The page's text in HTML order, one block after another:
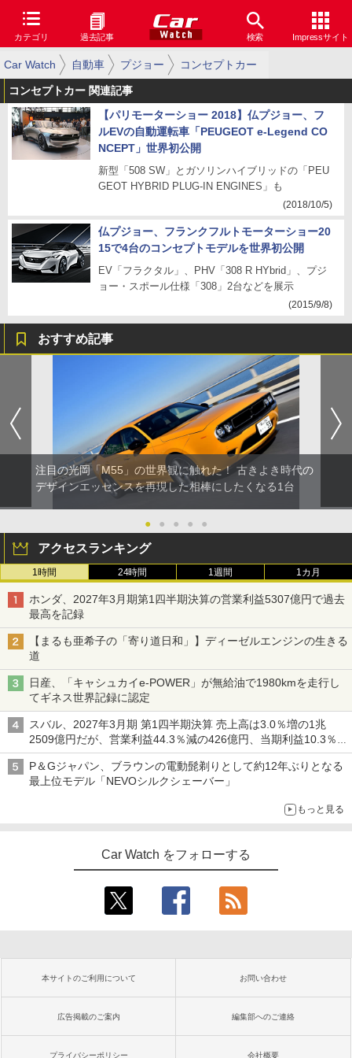
カテゴリ 過去記事 検索 Impressサイト
Car Watch 自動車 プジョー コンセプトカー
コンセプトカー 関連記事
【パリモーターショー 2018】仏プジョー、フ
ルEVの自動運転車「PEUGEOT e-Legend CO
NCEPT」世界初公開
新型「508 SW」とガソリンハイブリッドの「PEU
GEOT HYBRID PLUG-IN ENGINES」も
(2018/10/5)
仏プジョー、フランクフルトモーターショー20
15で4台のコンセプトモデルを世界初公開
EV「フラクタル」、PHV「308 R HYbrid」、プジ
ョー・スポール仕様「308」2台などを展示
(2015/9/8)
おすすめ記事
注目の光岡「M55」の世界観に触れた！ 古きよき時代の
デザインエッセンスを再現した相棒にしたくなる1台
● ● ● ● ●
アクセスランキング
1時間 24時間 1週間 1カ月
ホンダ、2027年3月期第1四半期決算の営業利益5307億円で過去
最高を記録
【まるも亜希子の「寄り道日和」】ディーゼルエンジンの生きる
道
日産、「キャシュカイe-POWER」が無給油で1980kmを走行し
てギネス世界記録に認定
スバル、2027年3月期 第1四半期決算 売上高は3.0％増の1兆
2509億円だが、営業利益44.3％減の426億円、当期利益10.3％減
の492億円で増収減益
P＆Gジャパン、ブラウンの電動髭剃りとして約12年ぶりとなる
最上位モデル「NEVOシルクシェーバー」
もっと見る
Car Watch をフォローする
本サイトのご利用について お問い合わせ
広告掲載のご案内 編集部へのご連絡
プライバシーポリシー 会社概要